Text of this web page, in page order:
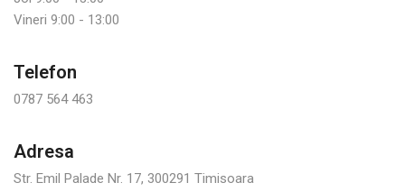
Vineri 9:00 - 13:00
Telefon
0787 564 463
Adresa
Str. Emil Palade Nr. 17, 300291 Timisoara